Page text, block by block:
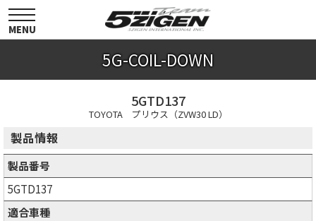
toggle
navigation
MENU
5G-COIL-DOWN
5GTD137
TOYOTA プリウス（ZVW30 LD）
製品情報
製品番号
5GTD137
適合車種